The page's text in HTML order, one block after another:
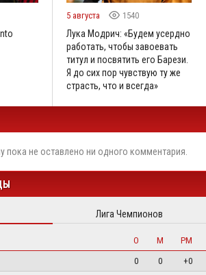
5 августа 1540
Лука Модрич: «Будем усердно
работать, чтобы завоевать
титул и посвятить его Барези.
Я до сих пор чувствую ту же
страсть, что и всегда»
пока не оставлено ни одного комментария.
Лига Чемпионов
О М
РМ
0 0
+0